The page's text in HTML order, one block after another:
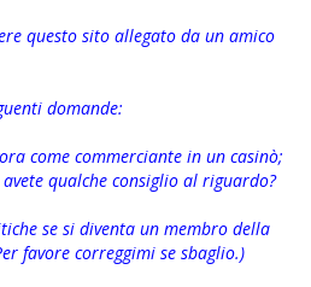
questo sito allegato da un amico
domande:
come commerciante in un casinò;
qualche consiglio al riguardo?
se si diventa un membro della
favore correggimi se sbaglio.)